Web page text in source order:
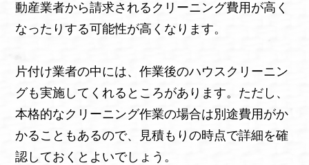
動産業者から請求されるクリーニング費用が高く
なったりする可能性が高くなります。
片付け業者の中には、作業後のハウスクリーニン
グも実施してくれるところがあります。ただし、
本格的なクリーニング作業の場合は別途費用がか
かることもあるので、見積もりの時点で詳細を確
認しておくとよいでしょう。